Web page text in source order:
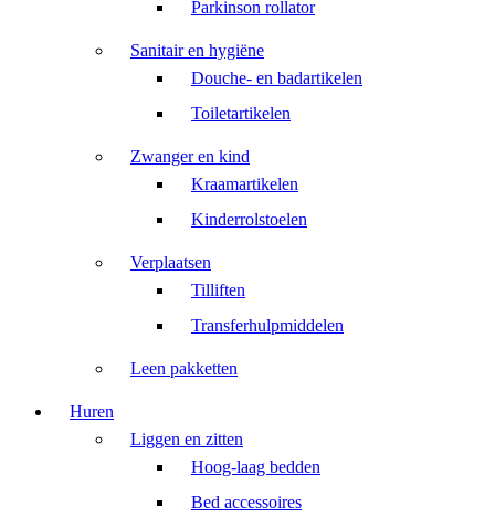
Parkinson rollator
Sanitair en hygiëne
Douche- en badartikelen
Toiletartikelen
Zwanger en kind
Kraamartikelen
Kinderrolstoelen
Verplaatsen
Tilliften
Transferhulpmiddelen
Leen pakketten
Huren
Liggen en zitten
Hoog-laag bedden
Bed accessoires